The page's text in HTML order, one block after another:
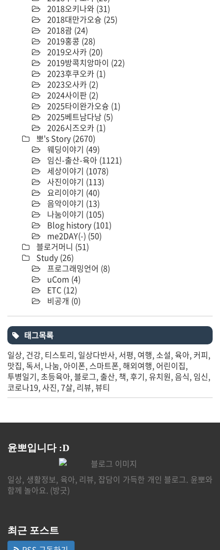
2018오키나와 (31)
2018대만가오슝 (25)
2018괌 (24)
2019홍콩 (28)
2019오사카 (20)
2019방콕치앙마이 (22)
2023후쿠오카 (1)
2023오사카 (2)
2024사이판 (2)
2025타이완가오슝 (1)
2025베트남다낭 (5)
2026시즈오카 (1)
뽀's Story (2670)
웨딩이야기 (49)
임신-출산-육아 (1121)
세상이야기 (1078)
사진이야기 (113)
요리이야기 (40)
음악이야기 (13)
나눔이야기 (105)
Blog history (101)
me2DAY(-) (50)
블로거머니 (51)
Study (26)
프로그래밍언어 (8)
uCom (4)
ETC (12)
비공개 (0)
태그목록
일상 건강 티스토리 일상다반사 서평 여행 소설 육아 커피
맛집 독서 나눔 아이폰 스마트폰 해외여행 어린이집
투병일기 초등육아 블로그 출산 책 후기 유치원 음식 임신
코로나19 사진 7살 리뷰 뷰티
윤뽀입니다 :D
일상, 생활정보, 육아, 리뷰, 잡담이 가득한 개인 블로그. 윤뽀와
함께 놀아요. (방긋)
최근 포스트